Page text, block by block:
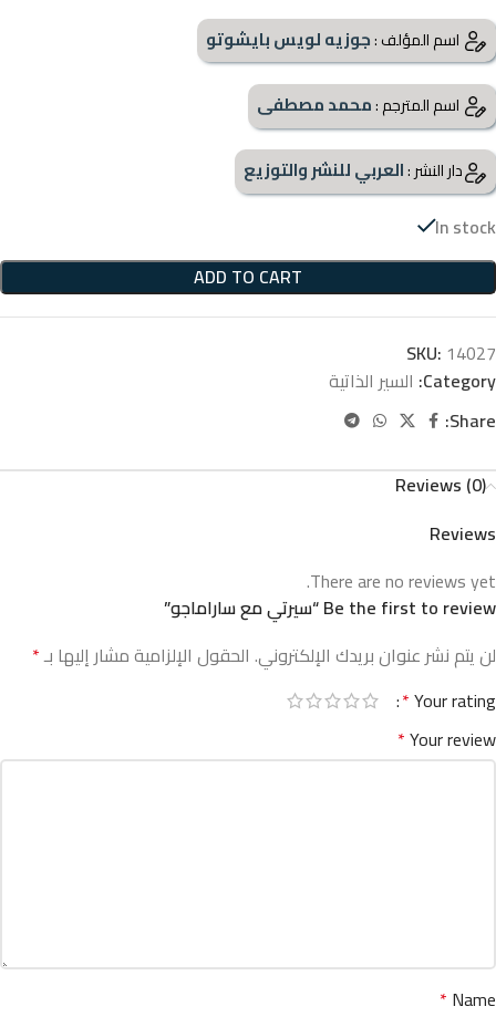
اسم المؤلف :جوزيه لويس بايشوتو
اسم المترجم :محمد مصطفى
دار النشر :العربي للنشر والتوزيع
In stock
ADD TO CART
SKU: 14027
Category: السير الذاتية
Share:
Reviews (0)
Reviews
There are no reviews yet.
Be the first to review “سيرتي مع ساراماجو”
لن يتم نشر عنوان بريدك الإلكتروني. الحقول الإلزامية مشار إليها بـ*
Your rating
*
Your review
*
Name
*